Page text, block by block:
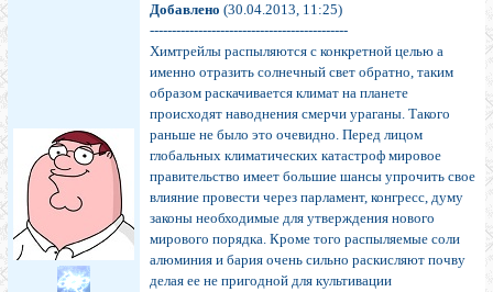
Добавлено (30.04.2013, 11:25)
---------------------------------------------
Химтрейлы распыляются с конкретной целью а
именно отразить солнечный свет обратно, таким
образом раскачивается климат на планете
происходят наводнения смерчи ураганы. Такого
раньше не было это очевидно. Перед лицом
глобальных климатических катастроф мировое
правительство имеет большие шансы упрочить свое
влияние провести через парламент, конгресс, думу
законы необходимые для утверждения нового
мирового порядка. Кроме того распыляемые соли
алюминия и бария очень сильно раскисляют почву
делая ее не пригодной для культивации